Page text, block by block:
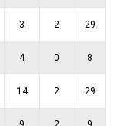
3 2 29
4 0 8
14 2 29